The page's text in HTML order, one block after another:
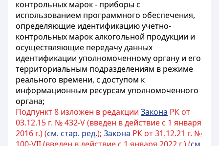
контрольных марок - приборы с
использованием программного обеспечения,
определяющие идентификацию учетно-
контрольных марок алкогольной продукции и
осуществляющие передачу данных
идентификации уполномоченному органу и его
территориальным подразделениям в режиме
реального времени, с доступом к
информационным ресурсам уполномоченного
органа;
Подпункт 8 изложен в редакции Закона РК от
03.12.15 г. № 432-V (введен в действие с 1 января
2016 г.) (см. стар. ред.); Закона РК от 31.12.21 г. №